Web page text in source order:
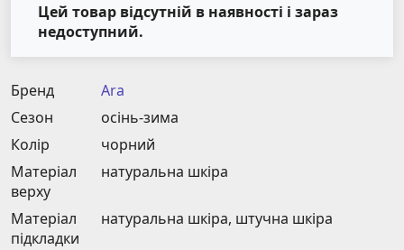
Цей товар відсутній в наявності і зараз
недоступний.
Бренд
Ara
Сезон
осінь-зима
Колір
чорний
Матеріал
верху
натуральна шкіра
Матеріал
підкладки
натуральна шкіра, штучна шкіра